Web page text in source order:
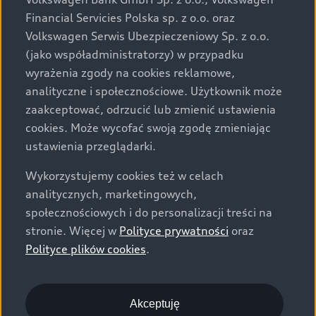
za dopłatą. Wiążące ustalenie ceny, wyposażenia i
specyfikacji pojazdu następują w umowie sprzedaży, a
określenie parametrów technicznych zawiera
świadectwo homologacji typu pojazdu. Zastrzegamy
sobie prawo do zmian i pomyłek. Wszelkie informacje
prezentowane na stronie są aktualne na dzień ich
zamieszczania. W celu uzyskania najnowszych
informacji prosimy kontaktować się z Partnerem Marki
Audi.
Wszystkie produkowane obecnie samochody marki Audi
są wykonywane z materiałów spełniających pod
względem możliwości odzysku i recyklingu wymagania
określone w normie ISO 22628 i są zgodne z
europejskimi świadectwami homologacji wydanymi wg
o.o. podlega obowiązkowi zapewnienia wszystkim
użytkownikom samochodów marki Volkswagen sieci
Financial Servicies Polska sp. z o.o. oraz
Volkswagen Serwis Ubezpieczeniowy Sp. z o.o.
(jako współadministratorzy) w przypadku
wyrażenia zgody na cookies reklamowe,
analityczne i społecznościowe. Użytkownik może
zaakceptować, odrzucić lub zmienić ustawienia
cookies. Może wycofać swoją zgodę zmieniając
ustawienia przeglądarki.
Wykorzystujemy cookies też w celach
analitycznych, marketingowych,
społecznościowych i do personalizacji treści na
stronie. Więcej w Polityce prywatności oraz
Polityce plików cookies.
Akceptuję